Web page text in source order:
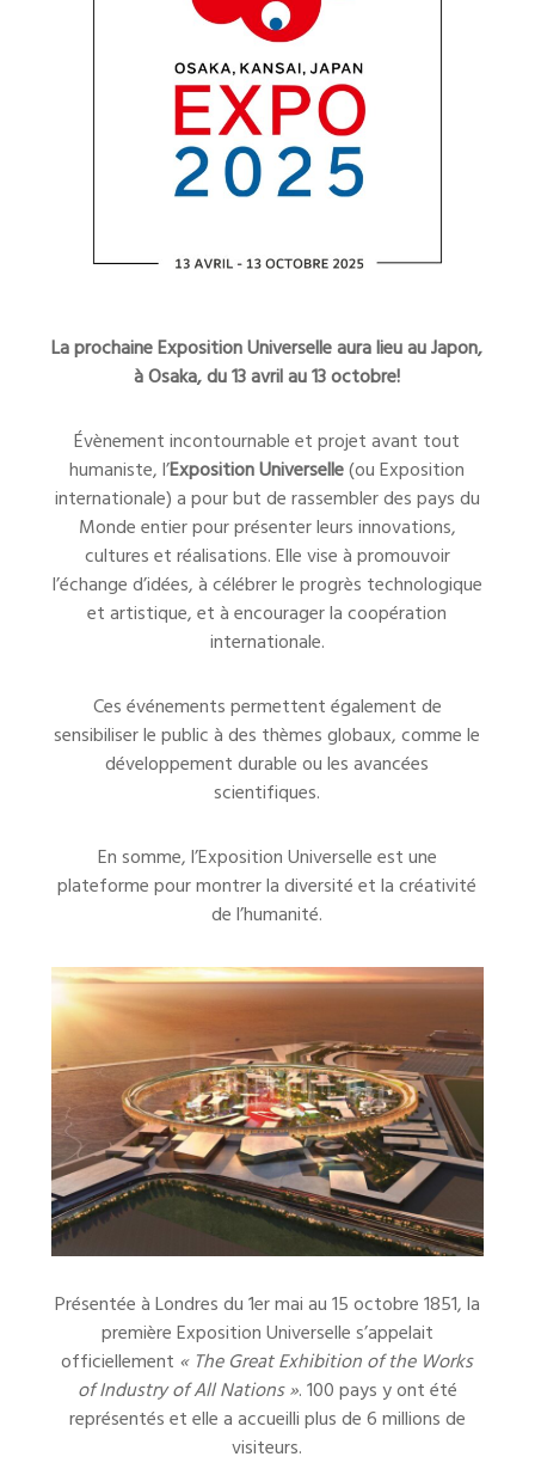
La prochaine Exposition Universelle aura lieu au Japon,
à Osaka, du 13 avril au 13 octobre!
Évènement incontournable et projet avant tout
humaniste, l’Exposition Universelle(ou Exposition
internationale) a pour but de rassembler des pays du
Monde entier pour présenter leurs innovations,
cultures et réalisations. Elle vise à promouvoir
l’échange d’idées, à célébrer le progrès technologique
et artistique, et à encourager la coopération
internationale.
Ces événements permettent également de
sensibiliser le public à des thèmes globaux, comme le
développement durable ou les avancées
scientifiques.
En somme, l’Exposition Universelle est une
plateforme pour montrer la diversité et la créativité
de l’humanité.
Présentée à Londres du 1er mai au 15 octobre 1851, la
première Exposition Universelle s’appelait
officiellement « The Great Exhibition of the Works
of Industry of All Nations ». 100 pays y ont été
représentés et elle a accueilli plus de 6 millions de
visiteurs.